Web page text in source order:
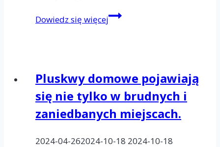
Dowiedz się więcejNaturalny
fakt
czy
mit?
Pluskwy domowe pojawiają
się nie tylko w brudnych i
zaniedbanych miejscach.
2024-04-262024-10-18 2024-10-18